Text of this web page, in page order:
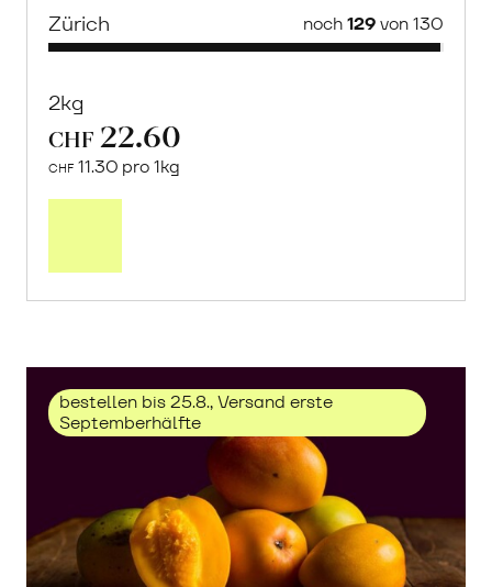
Zürich noch129von 130
2kg
CHF 22.60
CHF 11.30 pro 1kg
erfahren
bestellen bis 25.8., Versand erste
Septemberhälfte